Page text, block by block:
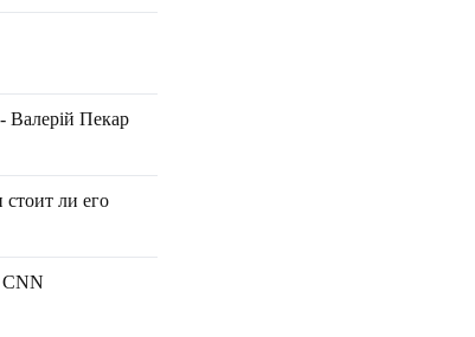
Валерій Пекар
ли его
CNN